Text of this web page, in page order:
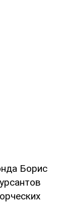
Борис